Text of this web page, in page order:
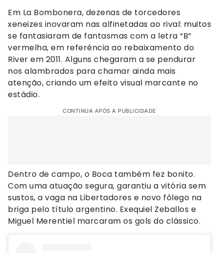
Em La Bombonera, dezenas de torcedores
xeneizes inovaram nas alfinetadas ao rival: muitos
se fantasiaram de fantasmas com a letra “B”
vermelha, em referência ao rebaixamento do
River em 2011. Alguns chegaram a se pendurar
nos alambrados para chamar ainda mais
atenção, criando um efeito visual marcante no
estádio.
CONTINUA APÓS A PUBLICIDADE
Dentro de campo, o Boca também fez bonito.
Com uma atuação segura, garantiu a vitória sem
sustos, a vaga na Libertadores e novo fôlego na
briga pelo título argentino. Exequiel Zeballos e
Miguel Merentiel marcaram os gols do clássico.